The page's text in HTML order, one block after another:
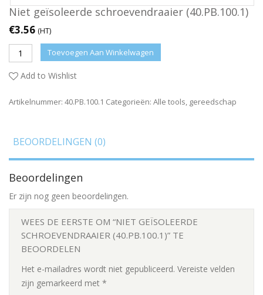
Niet geïsoleerde schroevendraaier (40.PB.100.1)
€3.56 (HT)
Toevoegen Aan Winkelwagen
Add to Wishlist
Artikelnummer: 40.PB.100.1 Categorieën: Alle tools, gereedschap
BEOORDELINGEN (0)
Beoordelingen
Er zijn nog geen beoordelingen.
WEES DE EERSTE OM “NIET GEÏSOLEERDE
SCHROEVENDRAAIER (40.PB.100.1)” TE
BEOORDELEN
Het e-mailadres wordt niet gepubliceerd. Vereiste velden
zijn gemarkeerd met *